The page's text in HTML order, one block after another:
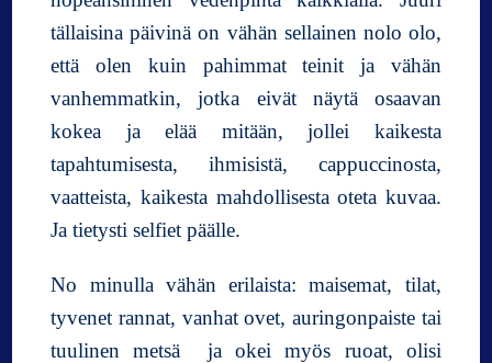
tällaisina päivinä on vähän sellainen nolo olo,
että olen kuin pahimmat teinit ja vähän
vanhemmatkin, jotka eivät näytä osaavan
kokea ja elää mitään, jollei kaikesta
tapahtumisesta, ihmisistä, cappuccinosta,
vaatteista, kaikesta mahdollisesta oteta kuvaa.
Ja tietysti selfiet päälle.
No minulla vähän erilaista: maisemat, tilat,
tyvenet rannat, vanhat ovet, auringonpaiste tai
tuulinen metsä ja okei myös ruoat, olisi